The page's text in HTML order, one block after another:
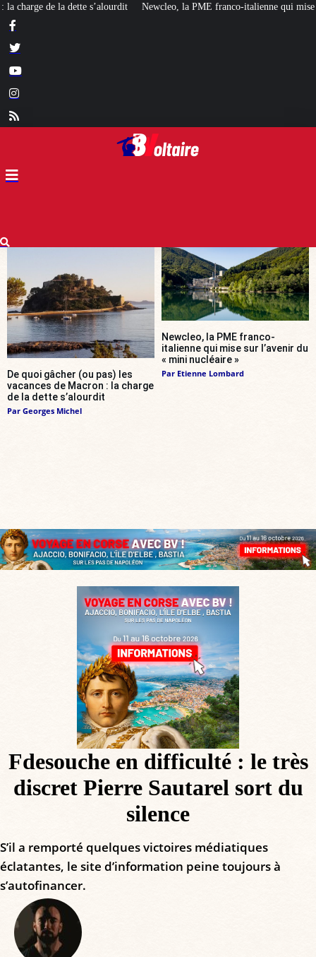
la PME franco-italienne qui mise sur l’avenir du « mini nucléaire »
De quoi gâcher (ou pas) les
vacances de Macron : la charge
de la dette s’alourdit
Par Georges Michel
Newcleo, la PME franco-
italienne qui mise sur l’avenir du
« mini nucléaire »
Par Etienne Lombard
Fdesouche en difficulté : le très
discret Pierre Sautarel sort du
silence
S’il a remporté quelques victoires médiatiques
éclatantes, le site d’information peine toujours à
s’autofinancer.